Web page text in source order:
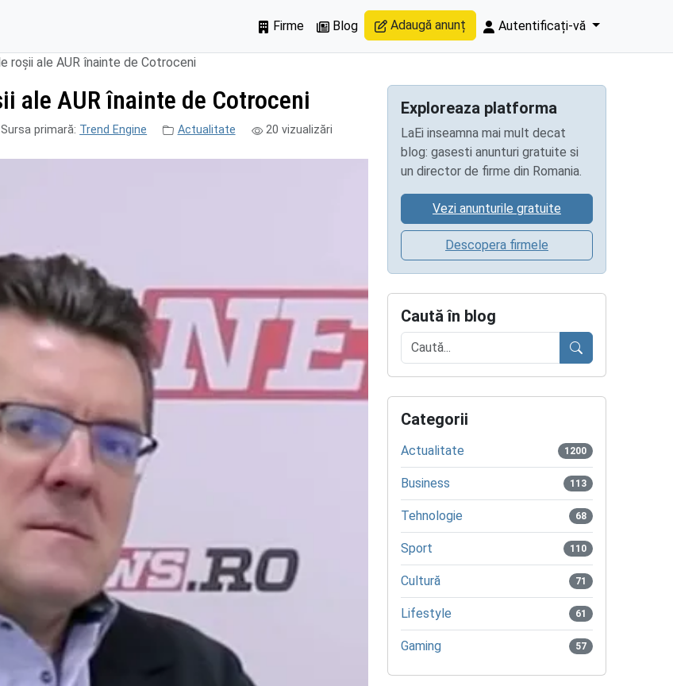
Firme
Blog Adaugă anunț Autentificați-vă
roșii ale AUR înainte de Cotroceni
ale AUR înainte de Cotroceni
Sursa primară: Trend Engine Actualitate 20 vizualizări
Exploreaza platforma
LaEi inseamna mai mult decat
blog: gasesti anunturi gratuite si
un director de firme din Romania.
Vezi anunturile gratuite
Descopera firmele
Caută în blog
Caută
Categorii
Actualitate 1200
Business 113
Tehnologie 68
Sport 110
Cultură 71
Lifestyle 61
Gaming 57